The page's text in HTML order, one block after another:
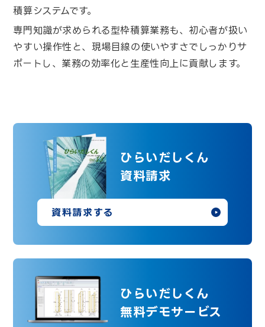
積算システムです。
専門知識が求められる型枠積算業務も、初心者が扱い
やすい操作性と、現場目線の使いやすさでしっかりサ
ポートし、業務の効率化と生産性向上に貢献します。
ひらいだしくん
資料請求
資料請求する
ひらいだしくん
無料デモサービス